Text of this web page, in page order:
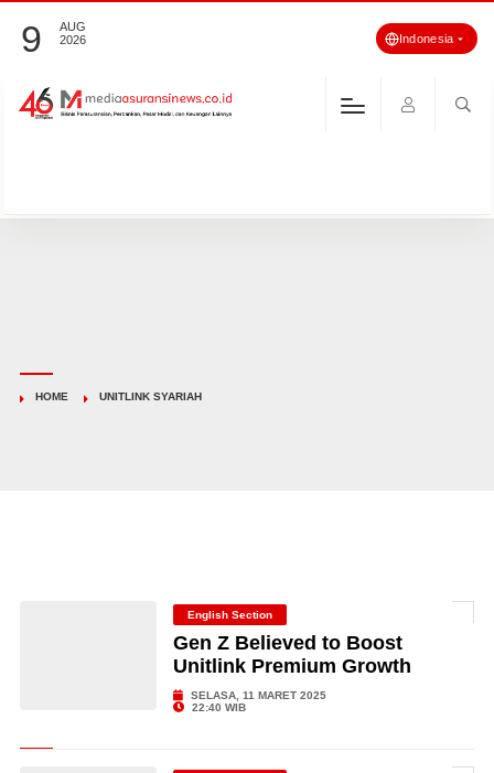
9
AUG
2026
Indonesia
HOME UNITLINK SYARIAH
English Section
Gen Z Believed to Boost
Unitlink Premium Growth
SELASA, 11 MARET 2025
22:40 WIB